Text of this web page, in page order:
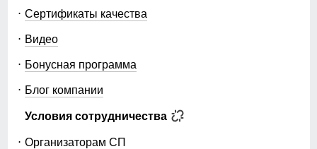
Сертификаты качества
Видео
Бонусная программа
Блог компании
Условия сотрудничества
Организаторам СП